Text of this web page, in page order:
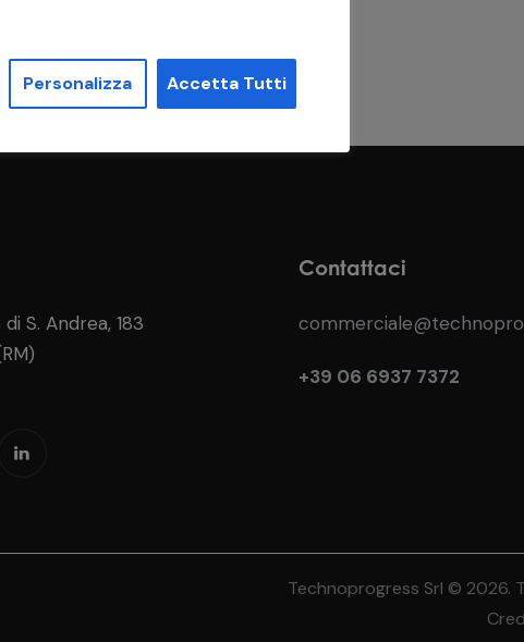
S. Andrea, 183
Contattaci
+39 06 6937 7372
Technoprogress Srl © 2026.
Personalizza Accetta Tutti